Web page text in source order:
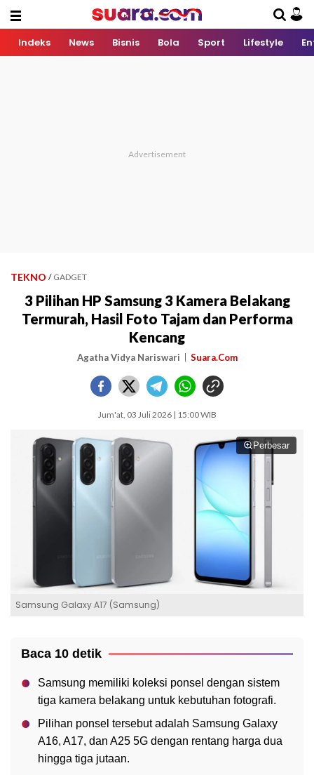
Indeks News Bisnis Bola Sport Lifestyle
TEKNO / GADGET
3 Pilihan HP Samsung 3 Kamera Belakang
Termurah, Hasil Foto Tajam dan Performa
Kencang
Agatha Vidya Nariswari Suara.Com
Jum'at, 03 Juli 2026 | 15:00 WIB
Perbesar
Samsung Galaxy A17 (Samsung)
Baca 10 detik
Samsung memiliki koleksi ponsel dengan sistem
tiga kamera belakang untuk kebutuhan fotografi.
Pilihan ponsel tersebut adalah Samsung Galaxy
A16, A17, dan A25 5G dengan rentang harga dua
hingga tiga jutaan.